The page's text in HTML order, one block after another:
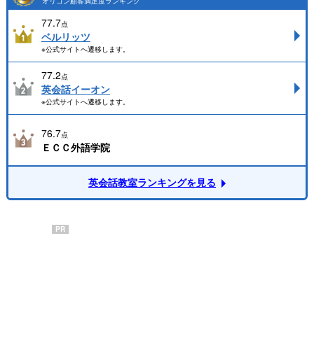
77.7点
ベルリッツ
※公式サイトへ遷移します。
77.2点
英会話イーオン
※公式サイトへ遷移します。
76.7点
ＥＣＣ外語学院
英会話教室ランキングを見る
PR